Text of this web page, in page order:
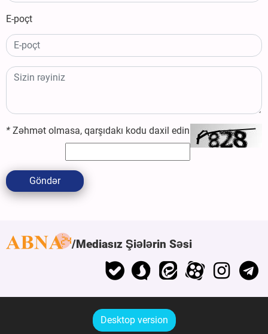
E-poçt
* Zəhmət olmasa, qarşıdakı kodu daxil edin
Göndər
Mediasız Şiələrin Səsi
Desktop version